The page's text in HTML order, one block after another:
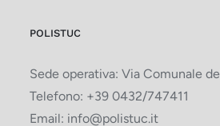
POLISTUC
Sede operativa: Via Comunale
Telefono: +39 0432/747411
Email: info@polistuc.it